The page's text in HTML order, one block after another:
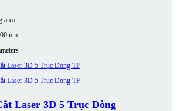
area
Laser 3D 5 Trục Dòng